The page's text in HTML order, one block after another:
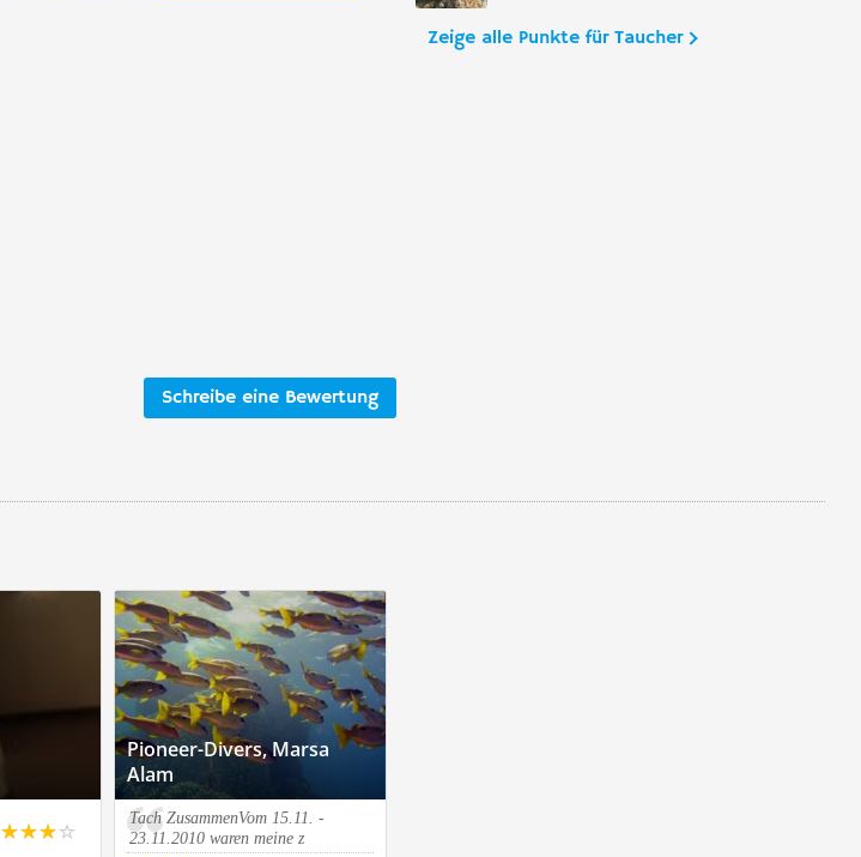
Zeige alle Punkte für Taucher
Schreibe eine Bewertung
Pioneer-Divers, Marsa
Alam
Tach ZusammenVom 15.11. -
23.11.2010 waren meine z